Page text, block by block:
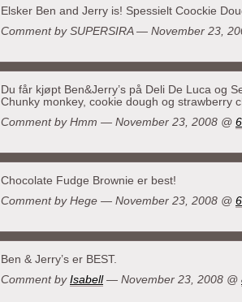
Elsker Ben and Jerry is! Spessielt Coockie
Comment by SUPERSIRA— November 23,
Du får kjøpt Ben&Jerry’s på Deli De Luca og
Chunky monkey, cookie dough og strawberry
Comment by Hmm — November 23, 2008 @
Chocolate Fudge Brownie er best!
Comment by Hege — November 23, 2008 @
Ben & Jerry’s er BEST.
Comment by Isabell— November 23, 2008 @